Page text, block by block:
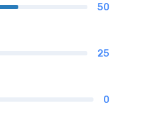
50
25
0